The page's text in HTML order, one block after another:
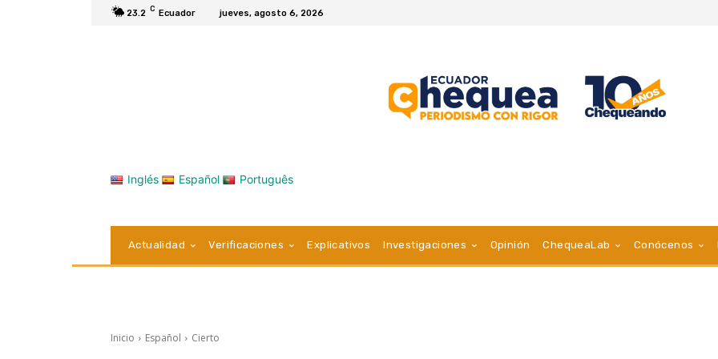
23.2 C Ecuador jueves, agosto 6, 2026
Inglés Español Português
Actualidad Verificaciones Explicativos Investigaciones Opinión ChequeaLab Conócenos
Inicio Español Cierto